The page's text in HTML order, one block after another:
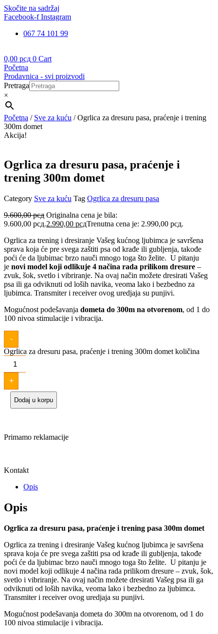
Skočite na sadržaj
Facebook-f Instagram
067 74 101 99
0,00 рсд 0 Cart
Početna
Prodavnica - svi proizvodi
Pretraga
×
Početna / Sve za kuću / Ogrlica za dresuru pasa, praćenje i trening
300m domet
Akcija!
Ogrlica za dresuru pasa, praćenje i
trening 300m domet
Category Sve za kuću Tag Ogrlica za dresuru pasa
9.600,00рсд Originalna cena je bila:
9.600,00 рсд.2.990,00 рсдTrenutna cena je: 2.990,00 рсд.
Ogrlica za trening i dresiranje Vašeg kućnog ljubimca je savršena
sprava koja će pre svega zaštiti psa od krađe ili gubljenja, takođe
poći će da ljubimac brzo nauči mnogo toga što želite. U pitanju
je novi model koji odlikuje 4 načina rada prilikom dresure –
zvuk, šok, svetlo i vibriranje. Na ovaj način možete dresirati Vašeg
psa ili ga odviknuti od loših navika, veoma lako i bezbedno za
ljubimca. Transmiter i receiver ovog uredjaja su punjivi.
Mogućnost podešavanja dometa do 300m na otvorenom, od 1 do
100 nivoa stimulacije i vibracija.
-
Ogrlica za dresuru pasa, praćenje i trening 300m domet količina
+
Dodaj u korpu
Primamo reklamacije
Kontakt
Opis
Opis
Ogrlica za dresuru pasa, praćenje i trening pasa 300m domet
Ogrlica za trening i dresiranje Vašeg kućnog ljubimca je savršena
sprava koja će pre svega zaštiti psa od krađe ili gubljenja, takođe
poći će da ljubimac brzo nauči mnogo toga što želite. U pitanju je
novi model koji odlikuje 4 načina rada prilikom dresure – zvuk, šok,
svetlo i vibriranje. Na ovaj način možete dresirati Vašeg psa ili ga
odviknuti od loših navika, veoma lako i bezbedno za ljubimca.
Transmiter i receiver ovog uredjaja su punjivi.
Mogućnost podešavanja dometa do 300m na otvorenom, od 1 do
100 nivoa stimulacije i vibracija.